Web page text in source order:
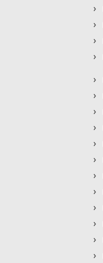
›
›
›
›
›
›
›
›
›
›
›
›
›
›
›
›